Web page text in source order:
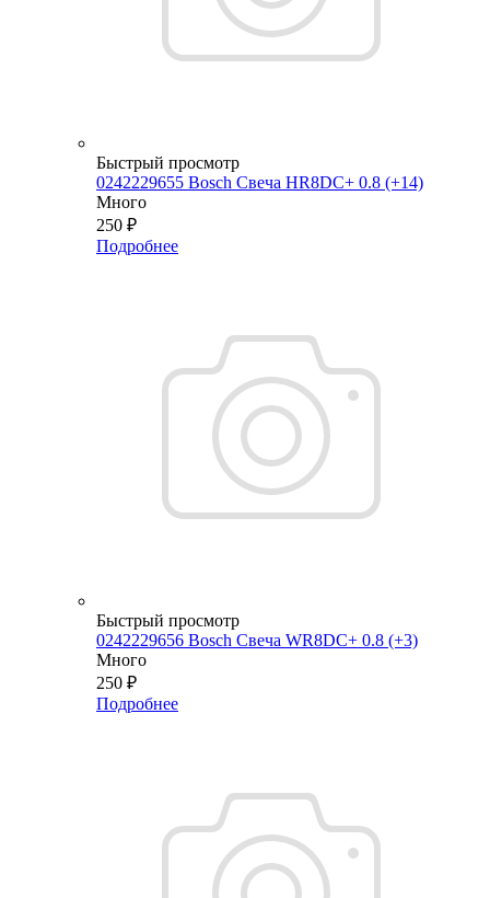
Быстрый просмотр
0242229655 Bosch Свеча HR8DC+ 0.8 (+14)
Много
250 ₽
Подробнее
Быстрый просмотр
0242229656 Bosch Свеча WR8DC+ 0.8 (+3)
Много
250 ₽
Подробнее